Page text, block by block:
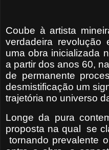
Coube à artista
verdadeira revolução
uma obra inicializada
a partir dos anos 60,
de permanente
desmistificação um
trajetória no universo
Longe da pura
proposta na qual
se
tornando prevalente